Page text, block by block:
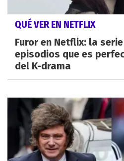
QUÉ VER EN NETFLIX
Furor en Netflix: la
episodios que es
del K-drama